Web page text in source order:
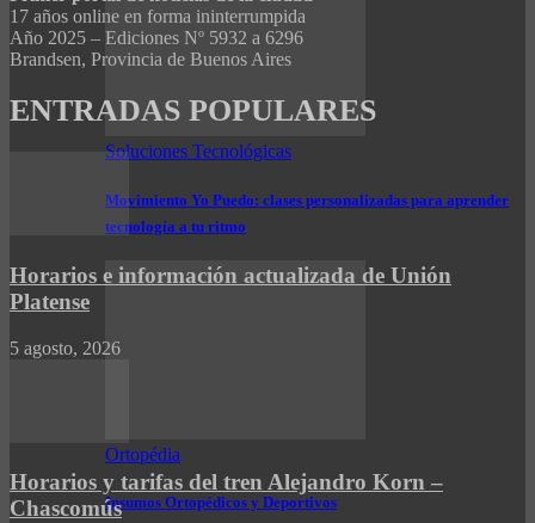
Soluciones Tecnológicas
Movimiento Yo Puedo: clases personalizadas para aprender
tecnología a tu ritmo
Ortopédia
Insumos Ortopédicos y Deportivos
17 años online en forma ininterrumpida
Año 2025 – Ediciones Nº 5932 a 6296
Brandsen, Provincia de Buenos Aires
ENTRADAS POPULARES
Horarios e información actualizada de Unión
Platense
5 agosto, 2026
Horarios y tarifas del tren Alejandro Korn –
Chascomús